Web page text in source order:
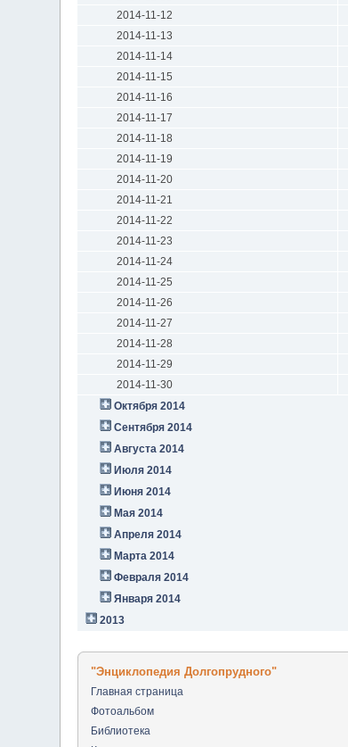
2014-11-12
2014-11-13
2014-11-14
2014-11-15
2014-11-16
2014-11-17
2014-11-18
2014-11-19
2014-11-20
2014-11-21
2014-11-22
2014-11-23
2014-11-24
2014-11-25
2014-11-26
2014-11-27
2014-11-28
2014-11-29
2014-11-30
Октября 2014
Сентября 2014
Августа 2014
Июля 2014
Июня 2014
Мая 2014
Апреля 2014
Марта 2014
Февраля 2014
Января 2014
2013
"Энциклопедия Долгопрудного"
Главная страница
Фотоальбом
Библиотека